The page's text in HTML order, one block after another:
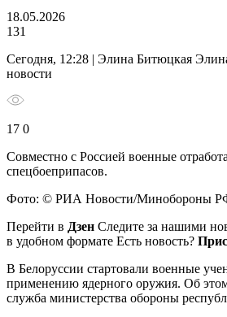
18.05.2026
131
Сегодня, 12:28 | Элина Битюцкая
новости
17 0
Совместно с Россией военные
спецбоеприпасов.
Фото: © РИА Новости/Минобороны
Перейти в Дзен Следите за нашими
в удобном формате Есть новость?
В Белоруссии стартовали военные
применению ядерного оружия. Об
служба министерства обороны